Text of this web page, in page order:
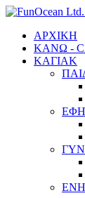
ΑΡΧΙΚΗ
ΚΑΝΩ -
ΚΑΓΙΑΚ